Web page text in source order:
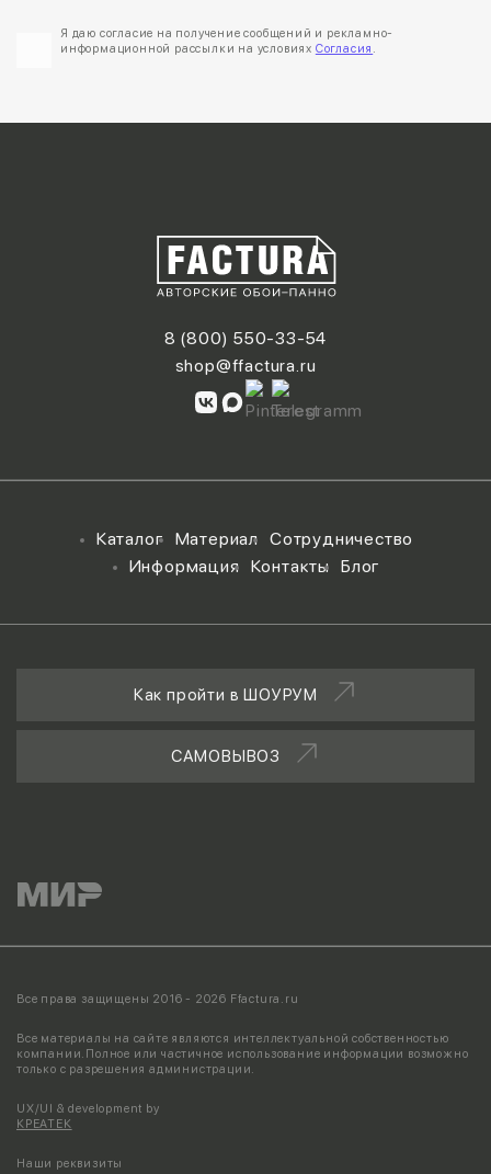
Я даю согласие на получение сообщений и рекламно-
информационной рассылки на условиях Согласия .
Каталог Материал Сотрудничество
Информация Контакты Блог
8 (800) 550-33-54
shop@ffactura.ru
Как пройти в ШОУРУМ
САМОВЫВОЗ
Все права защищены 2016 - 2026 Ffactura.ru
Все материалы на сайте являются интеллектуальной собственностью
компании. Полное или частичное использование информации возможно
только с разрешения администрации.
UX/UI & development by
КРЕАТЕК
Наши реквизиты